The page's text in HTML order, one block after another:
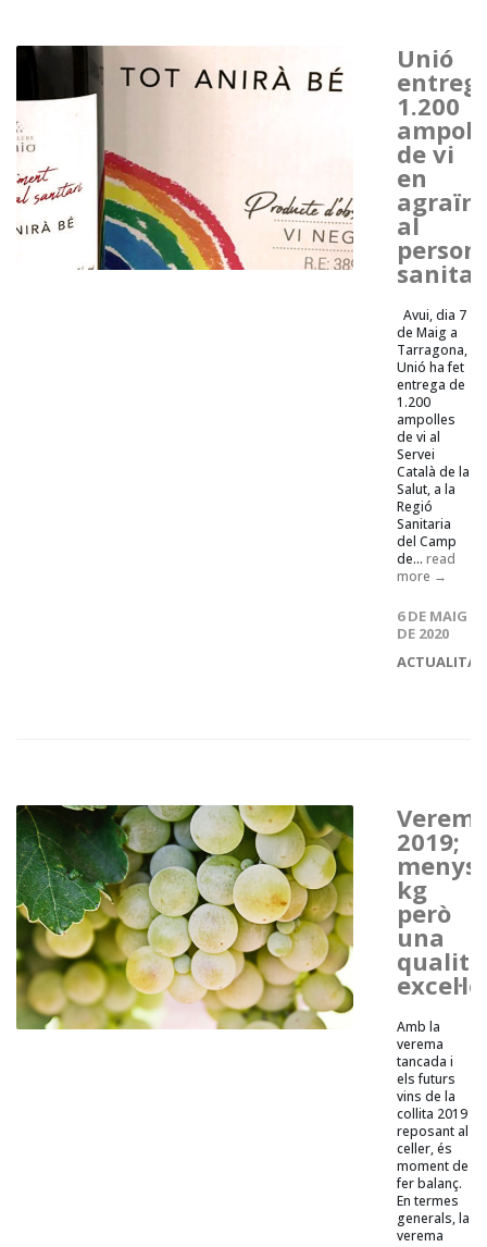
Unió
1.200
de vi
en
al
Avui, dia 7
de Maig a
Tarragona,
Unió ha fet
entrega de
1.200
ampolles
de vi al
Servei
Català de la
Salut, a la
Regió
Sanitaria
del Camp
de... read
more →
6 DE MAIG
DE 2020
ACTUALITAT
2019;
menys
kg
però
una
Amb la
verema
tancada i
els futurs
vins de la
collita 2019
reposant al
celler, és
moment de
fer balanç.
En termes
generals, la
verema